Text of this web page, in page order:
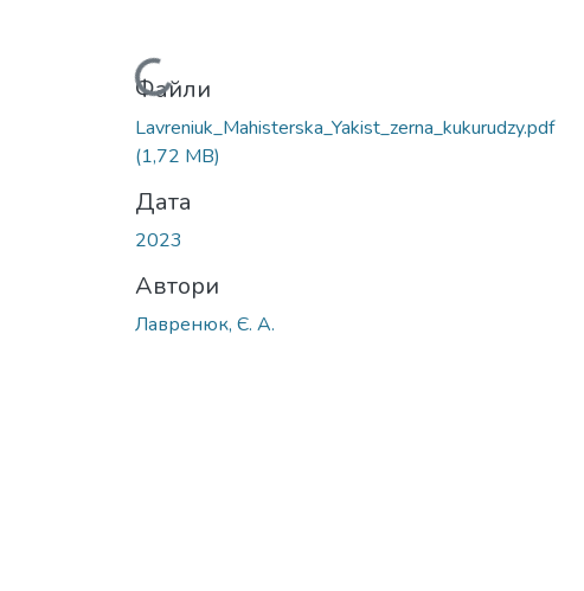
Вантажиться...
Файли
Lavreniuk_Mahisterska_Yakist_zerna_kukurudzy.pdf
(1,72 MB)
Дата
2023
Автори
Лавренюк, Є. А.